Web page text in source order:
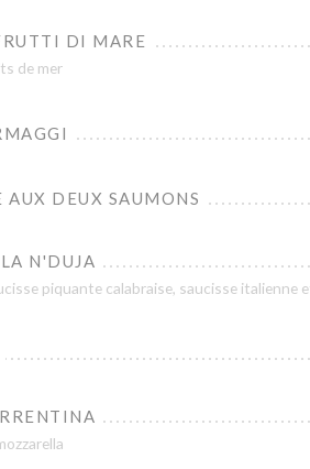
DI MARE
de mer
AUX DEUX SAUMONS
N'DUJA
piquante calabraise, saucisse italienne